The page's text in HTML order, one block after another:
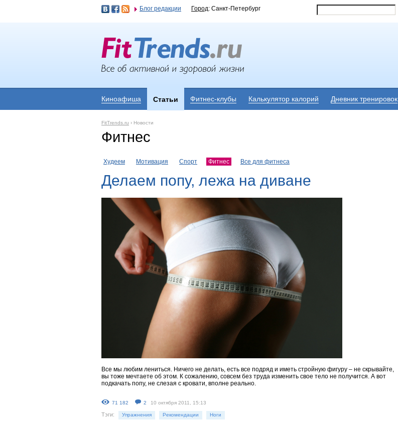
Блог редакции Город: Санкт-Петербург
Киноафиша Статьи Фитнес-клубы Калькулятор калорий Дневник тренировок
FitTrends.ru › Новости
Фитнес
Худеем Мотивация Спорт Фитнес Все для фитнеса
Делаем попу, лежа на диване
Все мы любим лениться. Ничего не делать, есть все подряд и иметь стройную фигуру – не скрывайте,
вы тоже мечтаете об этом. К сожалению, совсем без труда изменить свое тело не получится. А вот
подкачать попу, не слезая с кровати, вполне реально.
71 182 2 10 октября 2011, 15:13
Тэги: Упражнения Рекомендации Ноги